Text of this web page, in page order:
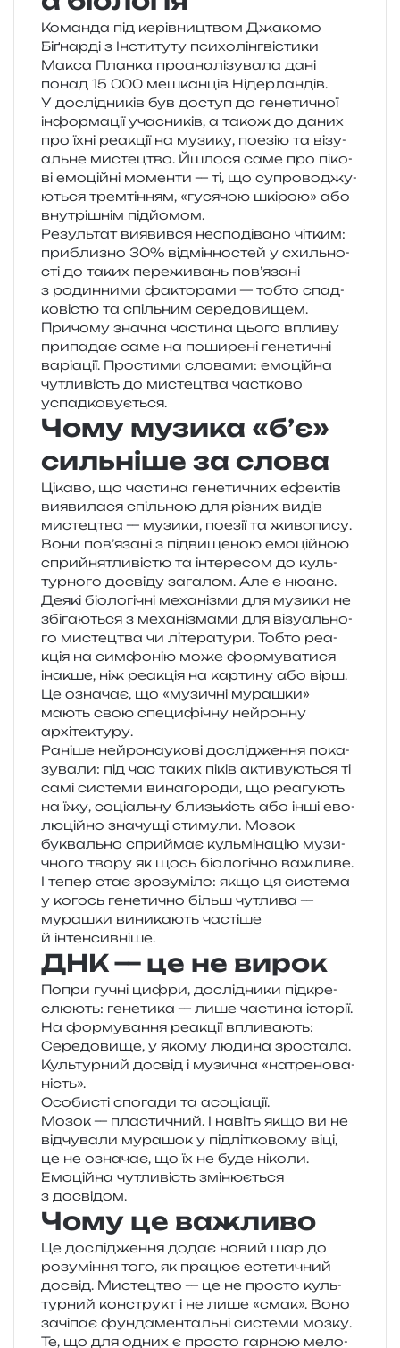
Команда під керів­ни­цтвом Джакомо
Біґнарді з Інституту пси­хо­лін­гві­сти­ки
Макса Планка про­ана­лі­зу­ва­ла дані
понад 15 000 мешкан­ців Нідерландів.
У дослі­дни­ків був доступ до гене­ти­чної
інфор­ма­ції уча­сни­ків, а також до даних
про їхні реа­кції на музи­ку, пое­зію та візу­
аль­не мисте­цтво. Йшлося саме про піко­
ві емо­цій­ні момен­ти — ті, що супро­во­джу­
ю­ться трем­ті­н­ням, «гуся­чою шкі­рою» або
вну­трі­шнім підйомом.
Результат виявив­ся неспо­ді­ва­но чітким:
при­бли­зно 30% від­мін­но­стей у схиль­но­
сті до таких пере­жи­вань пов’язані
з родин­ни­ми факто­ра­ми — тобто спад­
ко­ві­стю та спіль­ним сере­до­ви­щем.
Причому зна­чна части­на цього впли­ву
при­па­дає саме на поши­ре­ні гене­ти­чні
варі­а­ції. Простими сло­ва­ми: емо­цій­на
чутли­вість до мисте­цтва час­тко­во
успадковується.
Чому музика «б’є»
сильніше за слова
Цікаво, що части­на гене­ти­чних ефе­ктів
вияви­ла­ся спіль­ною для різних видів
мисте­цтва — музи­ки, пое­зії та живо­пи­су.
Вони пов’язані з під­ви­ще­ною емо­цій­ною
сприйня­тли­ві­стю та інте­ре­сом до куль­
тур­но­го досві­ду зага­лом. Але є нюанс.
Деякі біо­ло­гі­чні меха­ні­зми для музи­ки не
збі­га­ю­ться з меха­ні­зма­ми для візу­аль­но­
го мисте­цтва чи літе­ра­ту­ри. Тобто реа­
кція на сим­фо­нію може фор­му­ва­ти­ся
іна­кше, ніж реа­кція на кар­ти­ну або вірш.
Це озна­чає, що «музи­чні мура­шки»
мають свою спе­ци­фі­чну ней­рон­ну
архітектуру.
Раніше ней­ро­на­у­ко­ві дослі­дже­н­ня пока­
зу­ва­ли: під час таких піків акти­ву­ю­ться ті
самі систе­ми вина­го­ро­ди, що реа­гу­ють
на їжу, соці­аль­ну близь­кість або інші ево­
лю­цій­но зна­чу­щі сти­му­ли. Мозок
букваль­но спри­ймає куль­мі­на­цію музи­
чно­го твору як щось біо­ло­гі­чно важливе.
І тепер стає зро­зумі­ло: якщо ця систе­ма
у когось гене­ти­чно більш чутли­ва —
мура­шки вини­ка­ють часті­ше
й інтенсивніше.
ДНК — це не вирок
Попри гучні цифри, дослі­дни­ки під­кре­
слю­ють: гене­ти­ка — лише части­на істо­рії.
На фор­му­ва­н­ня реа­кції впливають:
Середовище, у якому люди­на зростала.
Культурний досвід і музи­чна «натре­но­ва­
ність».
Особисті спо­га­ди та асоціації.
Мозок — пла­сти­чний. І навіть якщо ви не
від­чу­ва­ли мура­шок у під­лі­тко­во­му віці,
це не озна­чає, що їх не буде ніко­ли.
Емоційна чутли­вість змі­ню­є­ться
з досвідом.
Чому це важливо
Це дослі­дже­н­ня додає новий шар до
розу­мі­н­ня того, як пра­цює есте­ти­чний
досвід. Мистецтво — це не про­сто куль­
тур­ний кон­структ і не лише «смак». Воно
зачі­пає фун­да­мен­таль­ні систе­ми мозку.
Те, що для одних є про­сто гар­ною мело­